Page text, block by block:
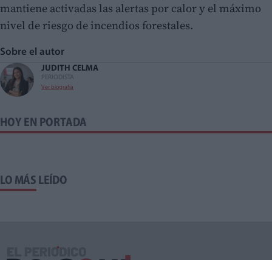
mantiene activadas las alertas por calor y el máximo
nivel de riesgo de incendios forestales.
Sobre el autor
JUDITH CELMA
PERIODISTA
Ver biografía
HOY EN PORTADA
LO MÁS LEÍDO